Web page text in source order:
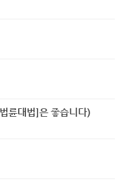
륜대법]은 좋습니다)